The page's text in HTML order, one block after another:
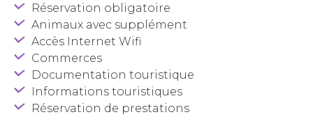
Réservation obligatoire
Animaux avec supplément
Accès Internet Wifi
Commerces
Documentation touristique
Informations touristiques
Réservation de prestations